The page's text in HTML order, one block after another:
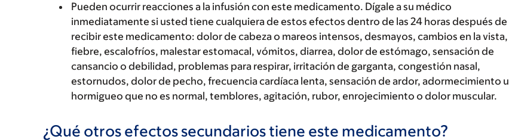
Pueden ocurrir reacciones a la infusión con este medicamento. Dígale a su médico
inmediatamente si usted tiene cualquiera de estos efectos dentro de las 24 horas después de
recibir este medicamento: dolor de cabeza o mareos intensos, desmayos, cambios en la vista,
fiebre, escalofríos, malestar estomacal, vómitos, diarrea, dolor de estómago, sensación de
cansancio o debilidad, problemas para respirar, irritación de garganta, congestión nasal,
estornudos, dolor de pecho, frecuencia cardíaca lenta, sensación de ardor, adormecimiento u
hormigueo que no es normal, temblores, agitación, rubor, enrojecimiento o dolor muscular.
¿Qué otros efectos secundarios tiene este medicamento?